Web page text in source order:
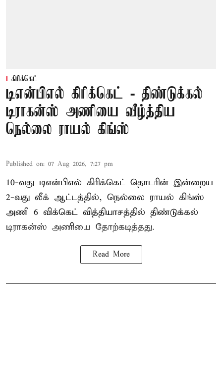
கிரிக்கெட்
டிஎன்பிஎல் கிரிக்கெட் - திண்டுக்கல்
டிராகன்ஸ் அணியை வீழ்த்திய
நெல்லை ராயல் கிங்ஸ்
Published on: 07 Aug 2026, 7:27 pm
10-வது டிஎன்பிஎல் கிரிக்கெட் தொடரின் இன்றைய
2-வது லீக் ஆட்டத்தில், நெல்லை ராயல் கிங்ஸ்
அணி 6 விக்கெட் வித்தியாசத்தில் திண்டுக்கல்
டிராகன்ஸ் அணியை தோற்கடித்தது.
Read More